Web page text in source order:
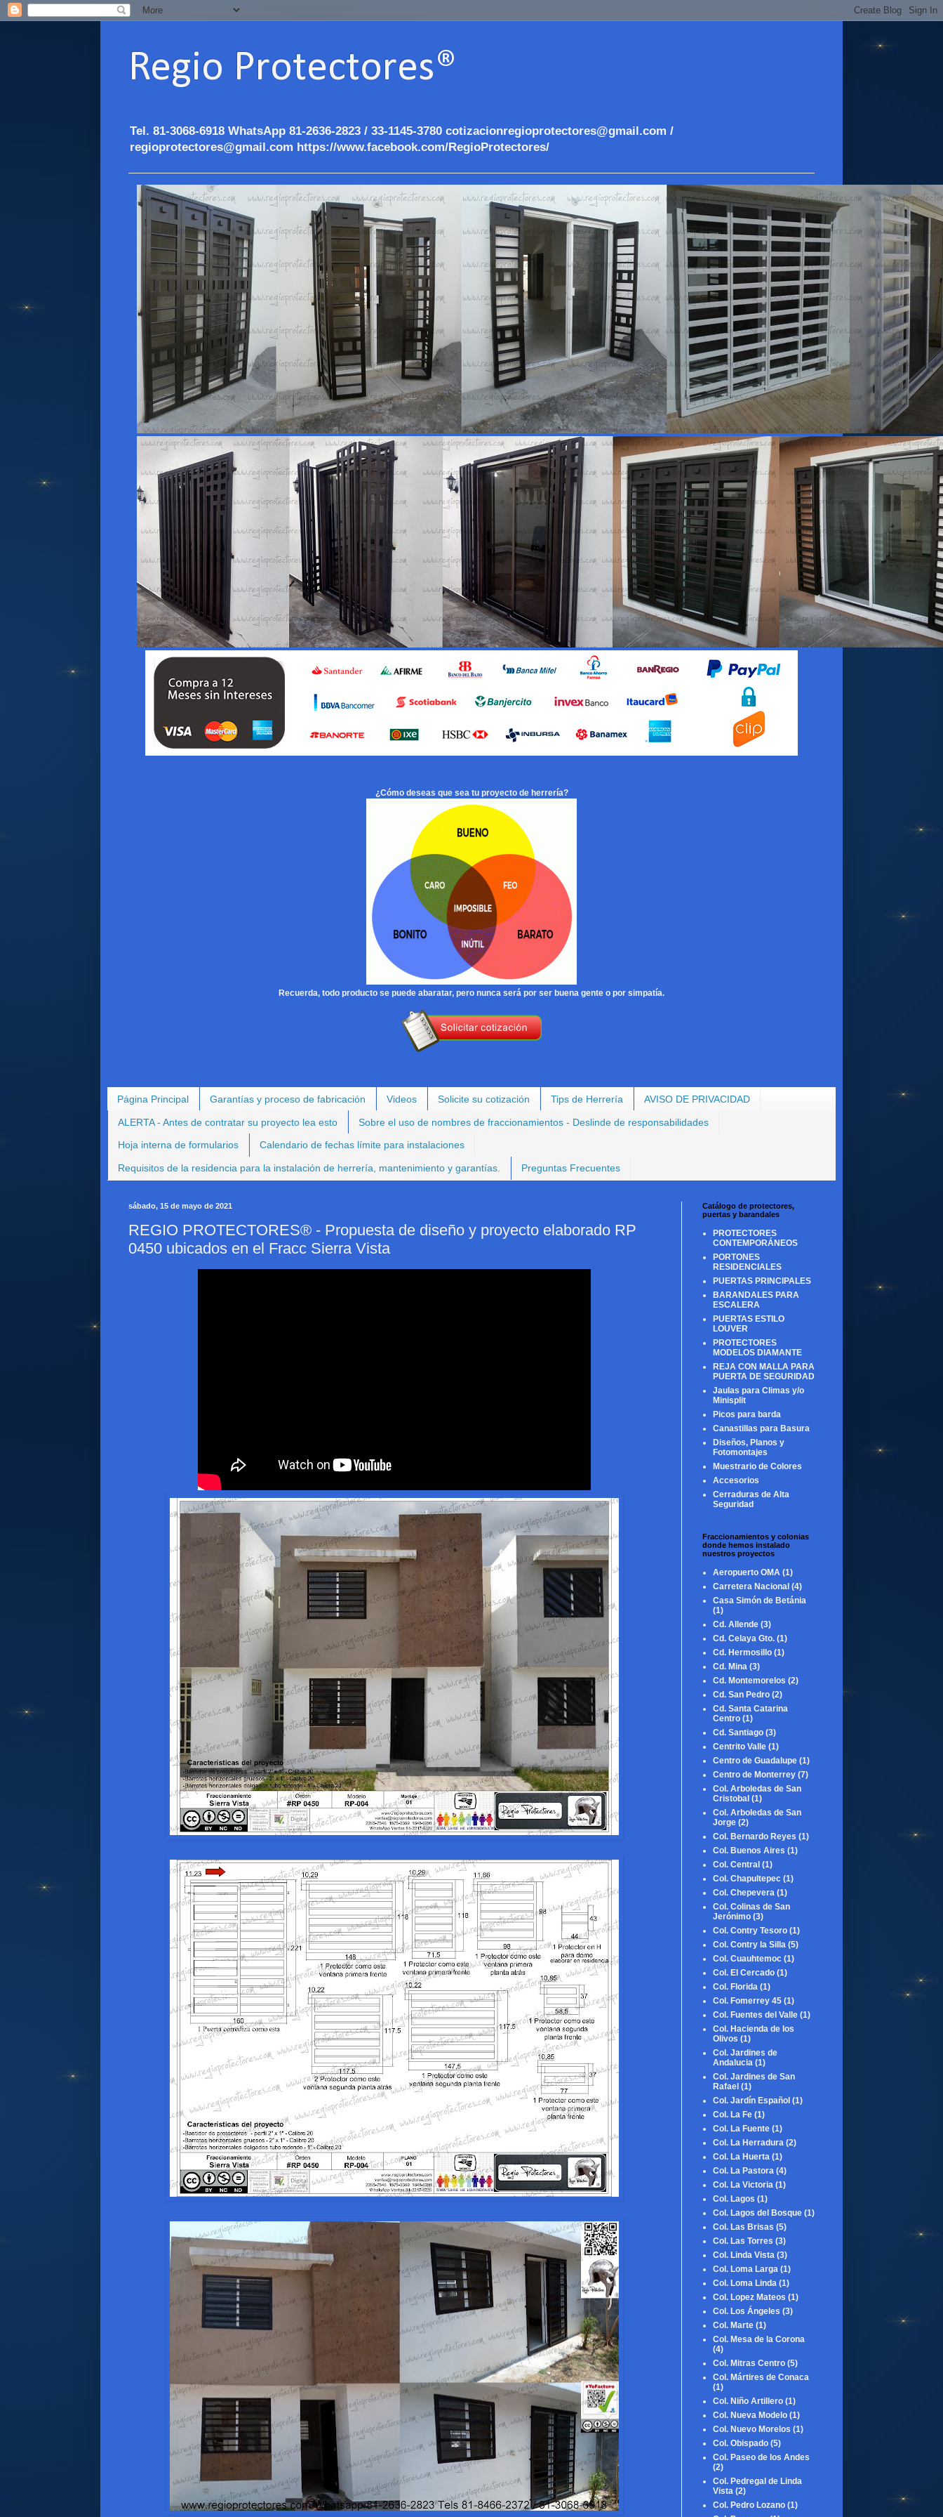
Regio Protectores®
Tel. 81-3068-6918 WhatsApp 81-2636-2823 / 33-1145-3780 cotizacionregioprotectores@gmail.com /
regioprotectores@gmail.com https://www.facebook.com/RegioProtectores/
¿Cómo deseas que sea tu proyecto de herrería?
Recuerda, todo producto se puede abaratar, pero nunca será por ser buena gente o por simpatía.
Página Principal Garantías y proceso de fabricación Videos Solicite su cotización Tips de Herrería AVISO DE PRIVACIDAD
ALERTA - Antes de contratar su proyecto lea esto Sobre el uso de nombres de fraccionamientos - Deslinde de responsabilidades
Hoja interna de formularios Calendario de fechas límite para instalaciones
Requisitos de la residencia para la instalación de herrería, mantenimiento y garantías. Preguntas Frecuentes
sábado, 15 de mayo de 2021
REGIO PROTECTORES® - Propuesta de diseño y proyecto elaborado RP
0450 ubicados en el Fracc Sierra Vista
Catálogo de protectores,
puertas y barandales
PROTECTORES
CONTEMPORÁNEOS
PORTONES
RESIDENCIALES
PUERTAS PRINCIPALES
BARANDALES PARA
ESCALERA
PUERTAS ESTILO
LOUVER
PROTECTORES
MODELOS DIAMANTE
REJA CON MALLA PARA
PUERTA DE SEGURIDAD
Jaulas para Climas y/o
Minisplit
Picos para barda
Canastillas para Basura
Diseños, Planos y
Fotomontajes
Muestrario de Colores
Accesorios
Cerraduras de Alta
Seguridad
Fraccionamientos y colonias
donde hemos instalado
nuestros proyectos
Aeropuerto OMA (1)
Carretera Nacional (4)
Casa Simón de Betánia
(1)
Cd. Allende (3)
Cd. Celaya Gto. (1)
Cd. Hermosillo (1)
Cd. Mina (3)
Cd. Montemorelos (2)
Cd. San Pedro (2)
Cd. Santa Catarina
Centro (1)
Cd. Santiago (3)
Centrito Valle (1)
Centro de Guadalupe (1)
Centro de Monterrey (7)
Col. Arboledas de San
Cristobal (1)
Col. Arboledas de San
Jorge (2)
Col. Bernardo Reyes (1)
Col. Buenos Aires (1)
Col. Central (1)
Col. Chapultepec (1)
Col. Chepevera (1)
Col. Colinas de San
Jerónimo (3)
Col. Contry Tesoro (1)
Col. Contry la Silla (5)
Col. Cuauhtemoc (1)
Col. El Cercado (1)
Col. Florida (1)
Col. Fomerrey 45 (1)
Col. Fuentes del Valle (1)
Col. Hacienda de los
Olivos (1)
Col. Jardines de
Andalucia (1)
Col. Jardines de San
Rafael (1)
Col. Jardín Español (1)
Col. La Fe (1)
Col. La Fuente (1)
Col. La Herradura (2)
Col. La Huerta (1)
Col. La Pastora (4)
Col. La Victoria (1)
Col. Lagos (1)
Col. Lagos del Bosque (1)
Col. Las Brisas (5)
Col. Las Torres (3)
Col. Linda Vista (3)
Col. Loma Larga (1)
Col. Loma Linda (1)
Col. Lopez Mateos (1)
Col. Los Ángeles (3)
Col. Marte (1)
Col. Mesa de la Corona
(4)
Col. Mitras Centro (5)
Col. Mártires de Conaca
(1)
Col. Niño Artillero (1)
Col. Nueva Modelo (1)
Col. Nuevo Morelos (1)
Col. Obispado (5)
Col. Paseo de los Andes
(2)
Col. Pedregal de Linda
Vista (2)
Col. Pedro Lozano (1)